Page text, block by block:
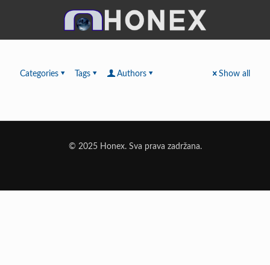
Categories Tags Authors Show all
© 2025 Honex. Sva prava zadržana.